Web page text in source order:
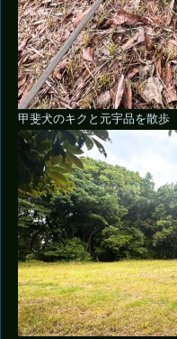
甲斐犬のキクと元宇品を散歩